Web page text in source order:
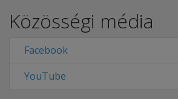
Közösségi média
Facebook
YouTube